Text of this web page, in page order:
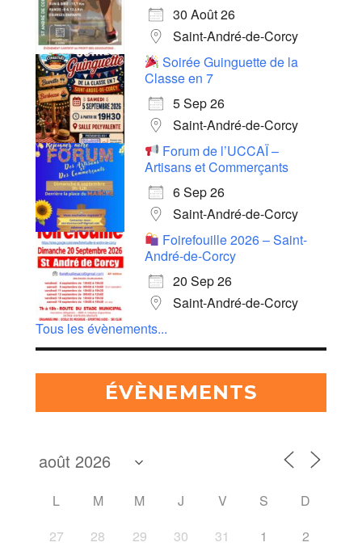
30 Août 26
Saint-André-de-Corcy
Soirée Guinguette de la
Classe en 7
5 Sep 26
Saint-André-de-Corcy
Forum de l’UCCAÏ –
Artisans et Commerçants
6 Sep 26
Saint-André-de-Corcy
Foirefouille 2026 – Saint-
André-de-Corcy
20 Sep 26
Saint-André-de-Corcy
Tous les évènements...
ÉVÈNEMENTS
L M M J V S
D
27
28 29 30 31 1 2